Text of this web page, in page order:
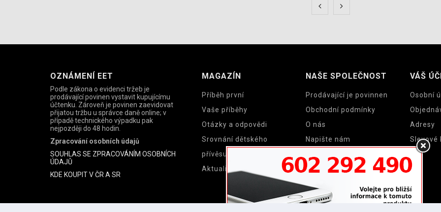
OZNÁMENÍ EET
Podle zákona o evidenci tržeb je
prodávající povinen vystavit kupujícímu
účtenku. Zároveň je povinen zaevidovat
přijatou tržbu u správce daně online; v
případě technického výpadku pak
nejpozději do 48 hodin.
Zpracování osobních údajů
SOUHLAS SE ZPRACOVÁNÍM OSOBNÍCH
ÚDAJŮ
KDE KOUPIT V ČR A SR
MAGAZÍN
Příběh první
Vaše příběhy
Otázky a odpovědi
Srovnání dětského
přívěsu a cyklosedačky
Aktuality
NAŠE SPOLEČNOST
Prodávající je povinnen
Obchodní podmínky
O nás
Napište nám
Prodejny
VÁŠ
Osobní
Adresy
Slevové